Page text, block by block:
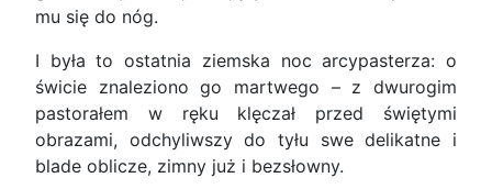
mu się do nóg.
I była to ostatnia ziemska noc arcypasterza: o
świcie znaleziono go martwego – z dwurogim
pastorałem w ręku klęczał przed świętymi
obrazami, odchyliwszy do tyłu swe delikatne i
blade oblicze, zimny już i bezsłowny.